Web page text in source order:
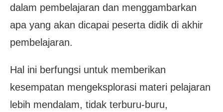
dalam pembelajaran dan menggambarkan
apa yang akan dicapai peserta didik di akhir
pembelajaran.
Hal ini berfungsi untuk memberikan
kesempatan mengeksplorasi materi pelajaran
lebih mendalam, tidak terburu-buru,